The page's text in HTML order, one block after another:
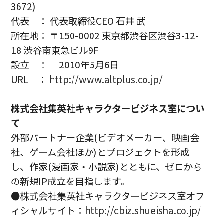
3672)
代表 ： 代表取締役CEO 石井 武
所在地： 〒150-0002 東京都渋谷区渋谷3-12-
18 渋谷南東急ビル9F
設立 ： 2010年5月6日
URL ： http://www.altplus.co.jp/
株式会社集英社キャラクタービジネス室につい
て
外部パートナー企業(ビデオメーカー、映画会
社、ゲーム会社ほか)とプロジェクトを形成
し、作家(漫画家・小説家)とともに、ゼロから
の新規IP成立を目指します。
●株式会社集英社キャラクタービジネス室オフ
ィシャルサイト： http://cbiz.shueisha.co.jp/